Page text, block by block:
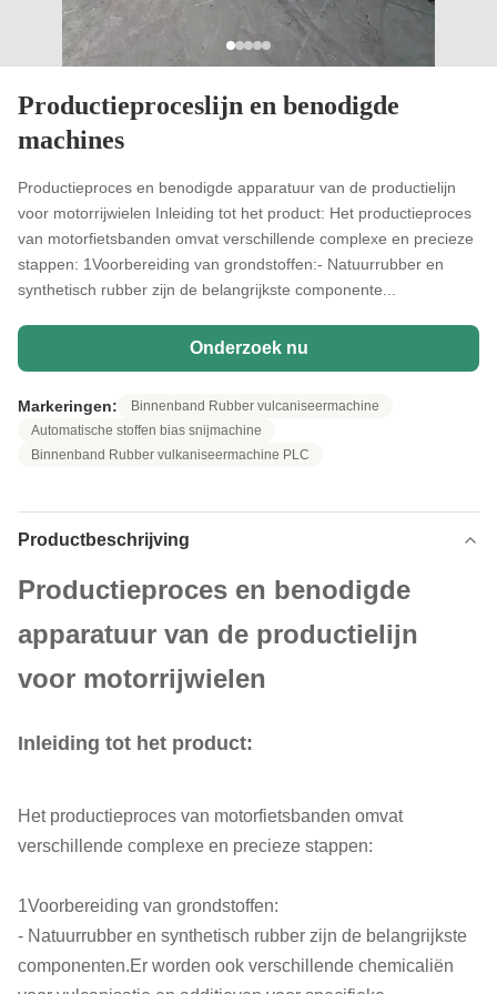
Productieproceslijn en benodigde
machines
Productieproces en benodigde apparatuur van de productielijn
voor motorrijwielen Inleiding tot het product: Het productieproces
van motorfietsbanden omvat verschillende complexe en precieze
stappen: 1Voorbereiding van grondstoffen:- Natuurrubber en
synthetisch rubber zijn de belangrijkste componente...
Onderzoek nu
Markeringen:
Binnenband Rubber vulcaniseermachine
Automatische stoffen bias snijmachine
Binnenband Rubber vulkaniseermachine PLC
Productbeschrijving
Productieproces en benodigde
apparatuur van de productielijn
voor motorrijwielen
Inleiding tot het product:
Het productieproces van motorfietsbanden omvat
verschillende complexe en precieze stappen:
1Voorbereiding van grondstoffen:
- Natuurrubber en synthetisch rubber zijn de belangrijkste
componenten.Er worden ook verschillende chemicaliën